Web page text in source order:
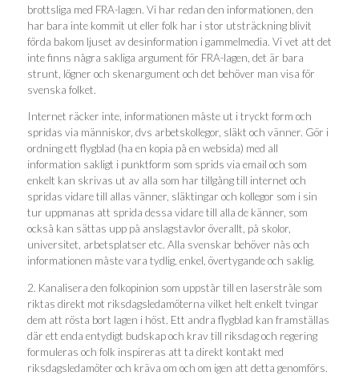
brottsliga med FRA-lagen. Vi har redan den informationen, den
har bara inte kommit ut eller folk har i stor utsträckning blivit
förda bakom ljuset av desinformation i gammelmedia. Vi vet att det
inte finns några sakliga argument för FRA-lagen, det är bara
strunt, lögner och skenargument och det behöver man visa för
svenska folket.
Internet räcker inte, informationen måste ut i tryckt form och
spridas via människor, dvs arbetskollegor, släkt och vänner. Gör i
ordning ett flygblad (ha en kopia på en websida) med all
information sakligt i punktform som sprids via email och som
enkelt kan skrivas ut av alla som har tillgång till internet och
spridas vidare till allas vänner, släktingar och kollegor som i sin
tur uppmanas att sprida dessa vidare till alla de känner, som
också kan sättas upp på anslagstavlor överallt, på skolor,
universitet, arbetsplatser etc. Alla svenskar behöver nås och
informationen måste vara tydlig, enkel, övertygande och saklig.
2. Kanalisera den folkopinion som uppstår till en laserstråle som
riktas direkt mot riksdagsledamöterna vilket helt enkelt tvingar
dem att rösta bort lagen i höst. Ett andra flygblad kan framställas
där ett enda entydigt budskap och krav till riksdag och regering
formuleras och folk inspireras att ta direkt kontakt med
riksdagsledamöter och kräva om och om igen att detta genomförs.